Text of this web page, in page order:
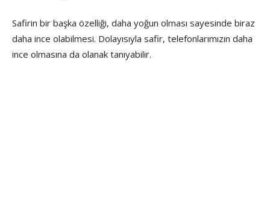
Safirin bir başka özelliği, daha yoğun olması sayesinde biraz
daha ince olabilmesi. Dolayısıyla safir, telefonlarımızın daha
ince olmasına da olanak tanıyabilir.